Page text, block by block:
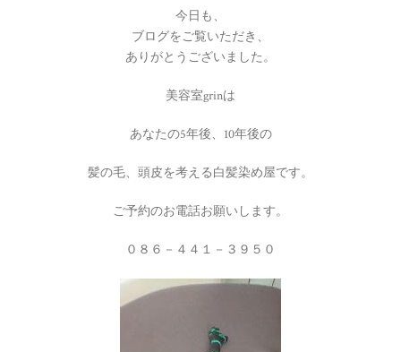
今日も、
ブログをご覧いただき、
ありがとうございました。
美容室grinは
あなたの5年後、10年後の
髪の毛、頭皮を考える白髪染め屋です。
ご予約のお電話お願いします。
０８６－４４１－３９５０